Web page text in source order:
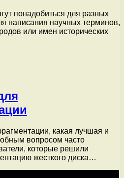
понадобиться для разных
написания научных терминов,
или имен исторических
какая лучшая и
вопросом часто
которые решили
жесткого диска…